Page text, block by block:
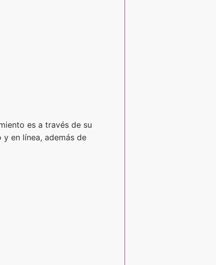
es a través de su
en línea, además de